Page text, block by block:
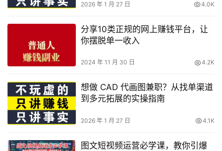
2026 年 1 月 27 日 4.0K
分享10类正规的网上赚钱平台，让
你摆脱单一收入
2024 年 11 月 30 日 4.2K
想做 CAD 代画图兼职？从找单渠道
到多元拓展的实操指南
2026 年 1 月 27 日 4.1K
图文短视频运营必学课，教你引爆